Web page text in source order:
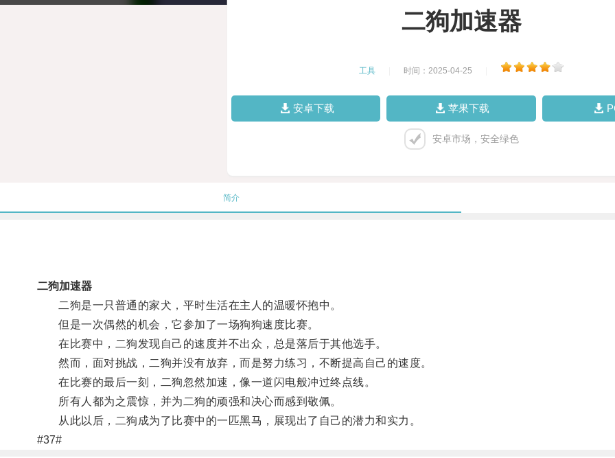
二狗加速器
工具 时间：2025-04-25
安卓下载 苹果下载
安卓市场，安全绿色
简介
二狗加速器
二狗是一只普通的家犬，平时生活在主人的温暖怀抱中。
但是一次偶然的机会，它参加了一场狗狗速度比赛。
在比赛中，二狗发现自己的速度并不出众，总是落后于其他选手。
然而，面对挑战，二狗并没有放弃，而是努力练习，不断提高自己的速度。
在比赛的最后一刻，二狗忽然加速，像一道闪电般冲过终点线。
所有人都为之震惊，并为二狗的顽强和决心而感到敬佩。
从此以后，二狗成为了比赛中的一匹黑马，展现出了自己的潜力和实力。
#37#